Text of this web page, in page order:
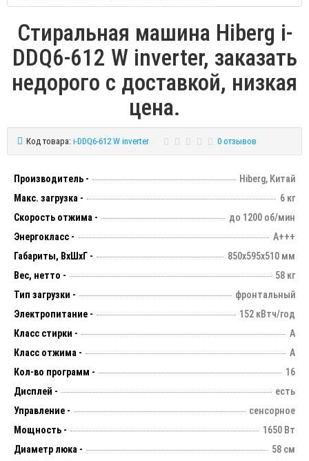
Стиральная машина Hiberg i-
DDQ6-612 W inverter, заказать
недорого с доставкой, низкая
цена.
Код товара: i-DDQ6-612 W inverter 0 отзывов
Производитель -
Hiberg, Китай
Макс. загрузка -
6 кг
Скорость отжима -
до 1200 об/мин
Энергокласс -
А+++
Габариты, ВхШхГ -
850х595х510 мм
Вес, нетто -
58 кг
Тип загрузки -
фронтальный
Электропитание -
152 кВтч/год
Класс стирки -
А
Класс отжима -
A
Кол-во программ -
16
Дисплей -
есть
Управление -
сенсорное
Мощность -
1650 Вт
Диаметр люка -
58 см